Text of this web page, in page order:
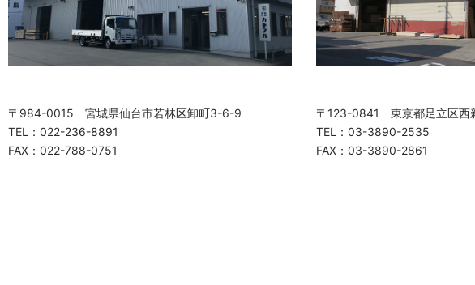
〒984-0015 宮城県仙台市若林区卸町3-6-9
TEL：022-236-8891
FAX：022-788-0751
〒123-0841 東京都足立区西
TEL：03-3890-2535
FAX：03-3890-2861